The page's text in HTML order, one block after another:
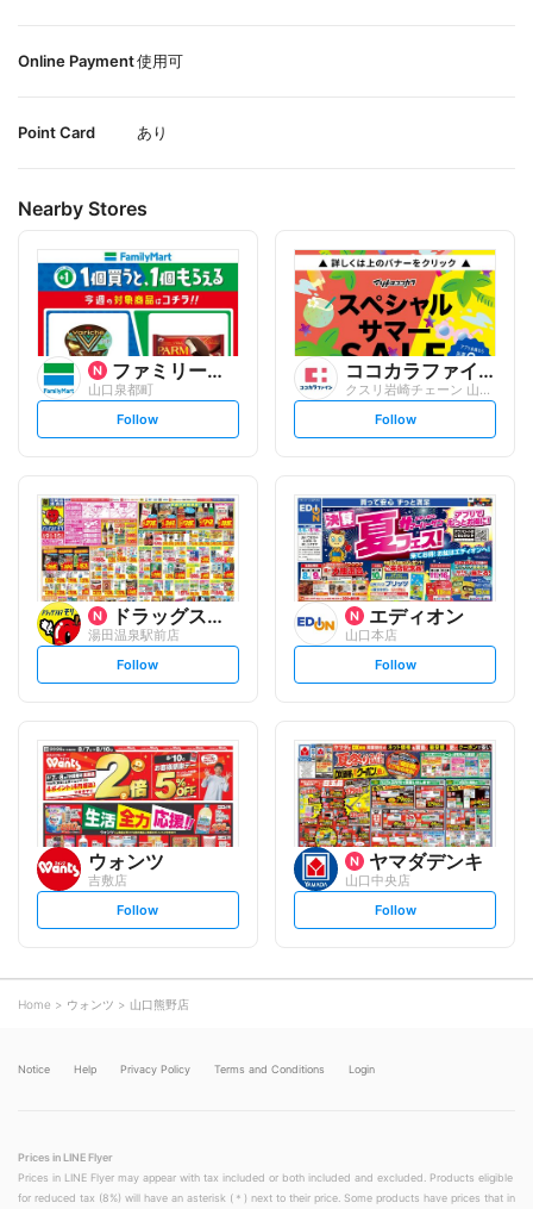
Online Payment使用可
Point Card あり
Nearby Stores
ファミリーマート
山口泉都町
s
t
l
o
w
Follow
ココカラファイン
クスリ岩崎チェーン 山口湯田店
s
t
l
o
w
Follow
ドラッグストアモリ
湯田温泉駅前店
s
t
o
w
Follow
エディオン
山口本店
s
t
l
o
w
Follow
ウォンツ
吉敷店
s
t
o
w
Follow
ヤマダデンキ
山口中央店
s
t
Follow
Home ウォンツ 山口熊野店
Notice Help Privacy Policy Terms and Conditions Login
Prices in LINE Flyer
Prices in LINE Flyer may appear with tax included or both included and excluded. Products eligible
for reduced tax (8%) will have an asterisk (＊) next to their price. Some products have prices that in